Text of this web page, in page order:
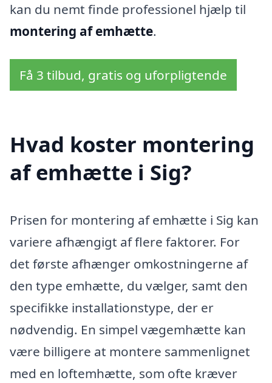
kan du nemt finde professionel hjælp til
montering af emhætte.
Få 3 tilbud, gratis og uforpligtende
Hvad koster montering
af emhætte i Sig?
Prisen for montering af emhætte i Sig kan
variere afhængigt af flere faktorer. For
det første afhænger omkostningerne af
den type emhætte, du vælger, samt den
specifikke installationstype, der er
nødvendig. En simpel vægemhætte kan
være billigere at montere sammenlignet
med en loftemhætte, som ofte kræver